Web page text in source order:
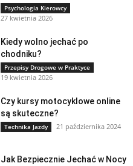
Psychologia Kierowcy
27 kwietnia 2026
Kiedy wolno jechać po
chodniku?
Przepisy Drogowe w Praktyce
19 kwietnia 2026
Czy kursy motocyklowe online
są skuteczne?
Technika Jazdy 21 października 2024
Jak Bezpiecznie Jechać w Nocy